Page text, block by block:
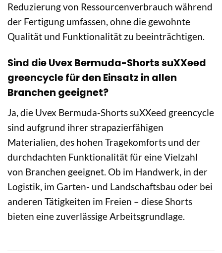
Reduzierung von Ressourcenverbrauch während
der Fertigung umfassen, ohne die gewohnte
Qualität und Funktionalität zu beeinträchtigen.
Sind die Uvex Bermuda-Shorts suXXeed
greencycle für den Einsatz in allen
Branchen geeignet?
Ja, die Uvex Bermuda-Shorts suXXeed greencycle
sind aufgrund ihrer strapazierfähigen
Materialien, des hohen Tragekomforts und der
durchdachten Funktionalität für eine Vielzahl
von Branchen geeignet. Ob im Handwerk, in der
Logistik, im Garten- und Landschaftsbau oder bei
anderen Tätigkeiten im Freien – diese Shorts
bieten eine zuverlässige Arbeitsgrundlage.